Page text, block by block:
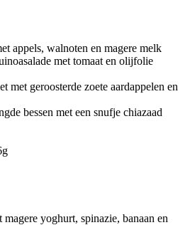
appels, walnoten en magere melk
met tomaat en olijfolie
met geroosterde zoete aardappelen en
bessen met een snufje chiazaad
magere yoghurt, spinazie, banaan en